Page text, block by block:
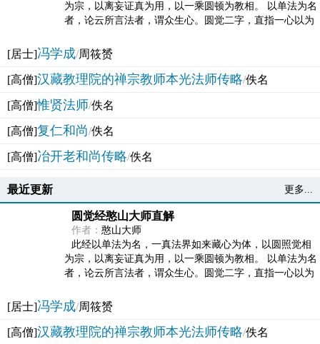
为宗，以离妄证真为用，以一乘圆顿为教相。 以单法为名
者，论云所言法者，谓众生心。圆觉二字，直指一心以为
[居士]冯学成/周筱赟
[高僧]汉藏教理院的禅宗教师本光法师传略/佚名
[高僧]惟贤法师/佚名
[高僧]复仁和尚/佚名
[高僧]冶开老和尚传略/佚名
最近更新 更多...
圆觉经憨山大师直解
作者： 憨山大师
此经以单法为名，一真法界如来藏心为体，以圆照觉相
为宗，以离妄证真为用，以一乘圆顿为教相。 以单法为名
者，论云所言法者，谓众生心。圆觉二字，直指一心以为
[居士]冯学成/周筱赟
[高僧]汉藏教理院的禅宗教师本光法师传略/佚名